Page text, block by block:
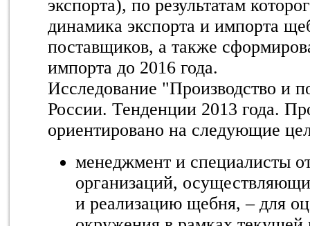
экспорта), по результатам
динамика экспорта и импорта
поставщиков, а также
импорта до 2016 года.
Исследование "Производство и
России. Тенденции 2013 года.
ориентировано на следующие
менеджмент и специалисты
организаций,
и реализацию щебня, – для